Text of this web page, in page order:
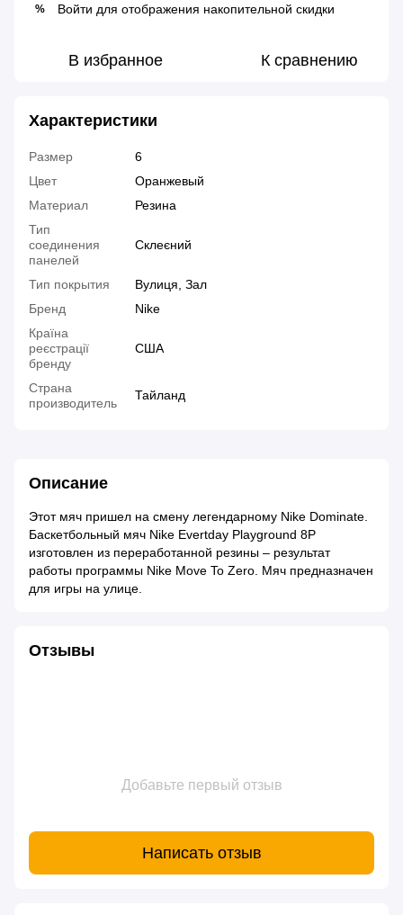
% Войти для отображения накопительной скидки
В избранное К сравнению
Характеристики
Размер
6
Цвет
Оранжевый
Материал
Резина
Тип
соединения
панелей
Склеєний
Тип покрытия
Вулиця, Зал
Бренд
Nike
Країна
реєстрації
бренду
США
Страна
производитель
Тайланд
Описание
Этот мяч пришел на смену легендарному Nike Dominate.
Баскетбольный мяч Nike Evertday Playground 8P
изготовлен из переработанной резины – результат
работы программы Nike Move To Zero. Мяч предназначен
для игры на улице.
Отзывы
Добавьте первый отзыв
Написать отзыв